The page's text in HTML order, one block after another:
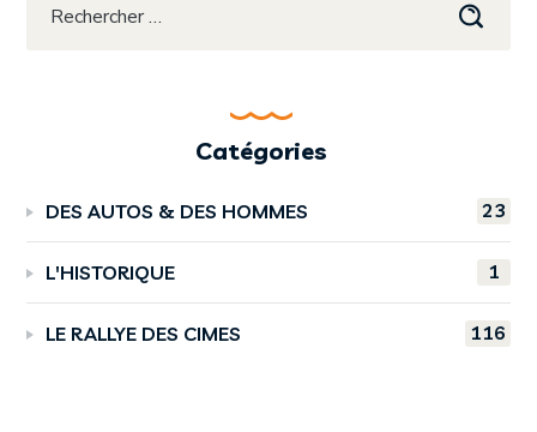
Catégories
DES AUTOS & DES HOMMES 23
L'HISTORIQUE 1
LE RALLYE DES CIMES 116